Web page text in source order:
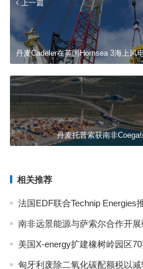
上一篇
丹麦Cadeler在英国Hornsea 3海上风
丹麦托普索获南非
相关推荐
法国EDF联合Technip Energies
南非远景能源与萨索尔合作开
美国X-energy扩建橡树岭园区
匈牙利废除二氧化碳配额税以